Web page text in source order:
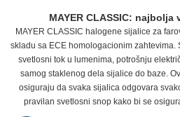
MAYER CLASSIC:
MAYER CLASSIC halogene sijalice za
skladu sa ECE homologacionim
svetlosni tok u lumenima, potrošnju
samog staklenog dela sijalice do baze.
osiguraju da svaka sijalica odgovara
pravilan svetlosni snop kako bi se